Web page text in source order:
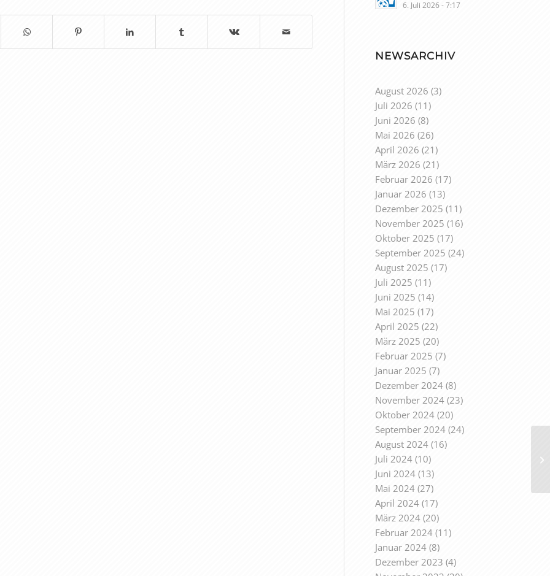
6. Juli 2026 - 7:17
NEWSARCHIV
August 2026 (3)
Juli 2026 (11)
Juni 2026 (8)
Mai 2026 (26)
April 2026 (21)
März 2026 (21)
Februar 2026 (17)
Januar 2026 (13)
Dezember 2025 (11)
November 2025 (16)
Oktober 2025 (17)
September 2025 (24)
August 2025 (17)
Juli 2025 (11)
Juni 2025 (14)
Mai 2025 (17)
April 2025 (22)
März 2025 (20)
Februar 2025 (7)
Januar 2025 (7)
Dezember 2024(8)
November 2024(23)
Oktober 2024(20)
September 2024(24)
August 2024(16)
Juli 2024(10)
Juni 2024(13)
Mai 2024(27)
April 2024(17)
März 2024(20)
Februar 2024(11)
Januar 2024(8)
Dezember 2023 (4)